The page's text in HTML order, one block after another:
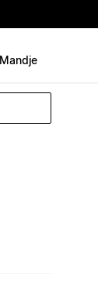
Mandje